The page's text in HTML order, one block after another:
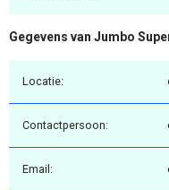
Gegevens van Jumbo
Locatie:
Contactpersoon:
Email: